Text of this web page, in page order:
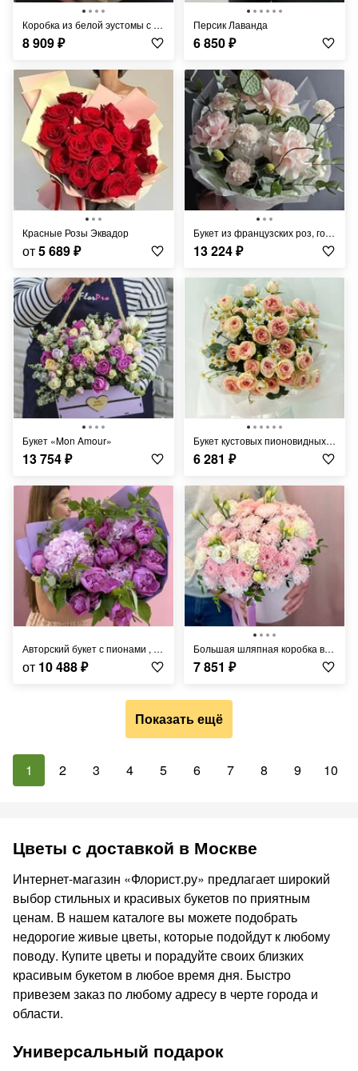
Коробка из белой эустомы с эвкалиптом "Мадмуазель"
8 909₽
Персик Лаванда
6 850₽
Красные Розы Эквадор
от5 689₽
Букет из французских роз, гортензии и лотосов "Бархатный шик"
13 224₽
Букет «Mon Amour»
13 754₽
Букет кустовых пионовидных роз и ромашек
6 281 ₽
Авторский букет с пионами , гортензией и малиной
от 10 488₽
Большая шляпная коробка в нежных тоная с кустовой хризантемой, диантусами и эустомой
7 851 ₽
Показать ещё
1 2 3 4 5 6 7 8 9 10
Цветы с доставкой в Москве
Интернет-магазин «Флорист.ру» предлагает широкий
выбор стильных и красивых букетов по приятным
ценам. В нашем каталоге вы можете подобрать
недорогие живые цветы, которые подойдут к любому
поводу. Купите цветы и порадуйте своих близких
красивым букетом в любое время дня. Быстро
привезем заказ по любому адресу в черте города и
области.
Универсальный подарок